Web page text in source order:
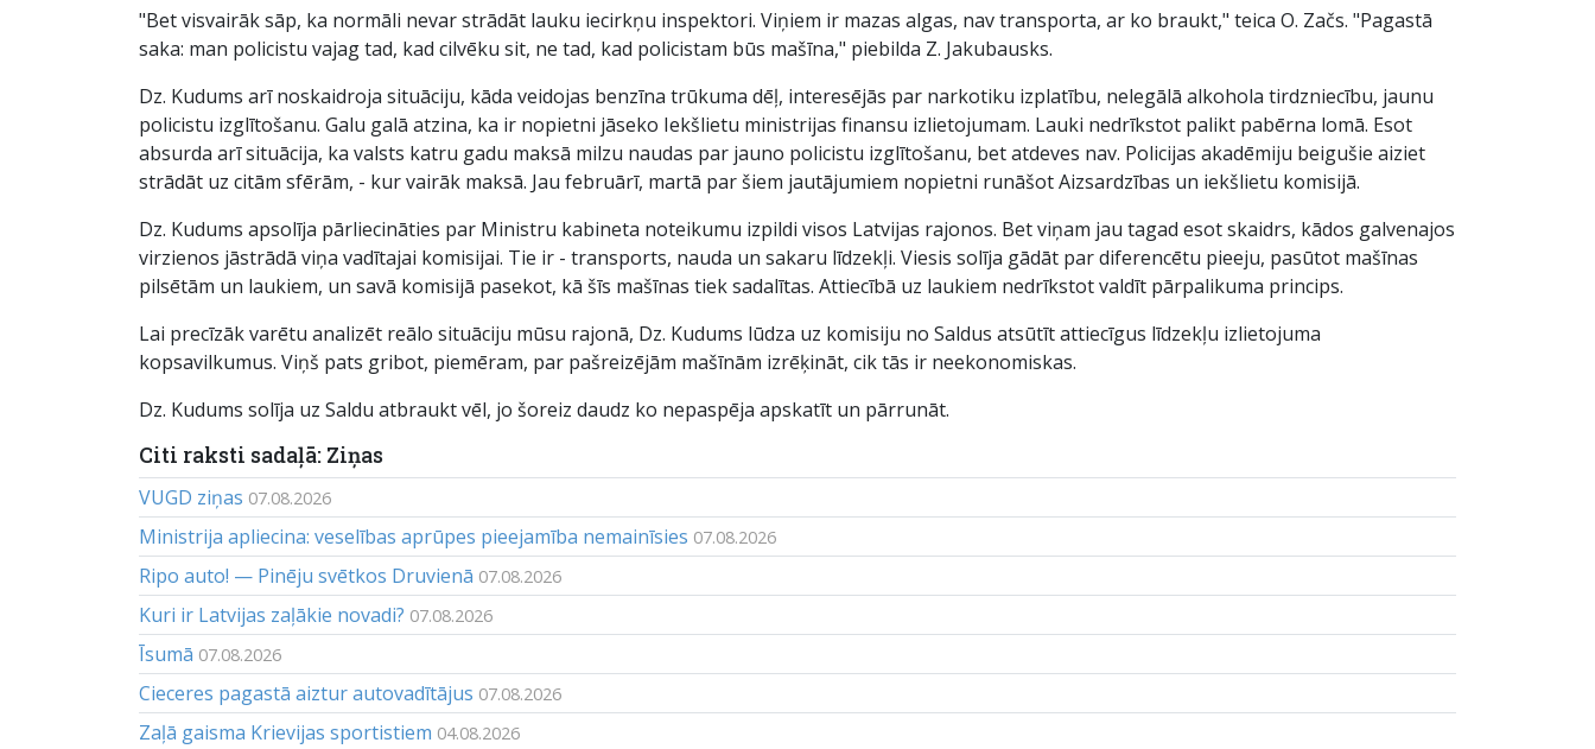
"Bet visvairāk sāp, ka normāli nevar strādāt lauku iecirkņu inspektori. Viņiem ir mazas algas, nav transporta, ar ko braukt," teica O. Začs. "Pagastā
saka: man policistu vajag tad, kad cilvēku sit, ne tad, kad policistam būs mašīna," piebilda Z. Jakubausks.
Dz. Kudums arī noskaidroja situāciju, kāda veidojas benzīna trūkuma dēļ, interesējās par narkotiku izplatību, nelegālā alkohola tirdzniecību, jaunu
policistu izglītošanu. Galu galā atzina, ka ir nopietni jāseko Iekšlietu ministrijas finansu izlietojumam. Lauki nedrīkstot palikt pabērna lomā. Esot
absurda arī situācija, ka valsts katru gadu maksā milzu naudas par jauno policistu izglītošanu, bet atdeves nav. Policijas akadēmiju beigušie aiziet
strādāt uz citām sfērām, - kur vairāk maksā. Jau februārī, martā par šiem jautājumiem nopietni runāšot Aizsardzības un iekšlietu komisijā.
Dz. Kudums apsolīja pārliecināties par Ministru kabineta noteikumu izpildi visos Latvijas rajonos. Bet viņam jau tagad esot skaidrs, kādos galvenajos
virzienos jāstrādā viņa vadītajai komisijai. Tie ir - transports, nauda un sakaru līdzekļi. Viesis solīja gādāt par diferencētu pieeju, pasūtot mašīnas
pilsētām un laukiem, un savā komisijā pasekot, kā šīs mašīnas tiek sadalītas. Attiecībā uz laukiem nedrīkstot valdīt pārpalikuma princips.
Lai precīzāk varētu analizēt reālo situāciju mūsu rajonā, Dz. Kudums lūdza uz komisiju no Saldus atsūtīt attiecīgus līdzekļu izlietojuma
kopsavilkumus. Viņš pats gribot, piemēram, par pašreizējām mašīnām izrēķināt, cik tās ir neekonomiskas.
Dz. Kudums solīja uz Saldu atbraukt vēl, jo šoreiz daudz ko nepaspēja apskatīt un pārrunāt.
Citi raksti sadaļā: Ziņas
VUGD ziņas 07.08.2026
Ministrija apliecina: veselības aprūpes pieejamība nemainīsies 07.08.2026
Ripo auto! — Pinēju svētkos Druvienā 07.08.2026
Kuri ir Latvijas zaļākie novadi? 07.08.2026
Īsumā 07.08.2026
Cieceres pagastā aiztur autovadītājus 07.08.2026
Zaļā gaisma Krievijas sportistiem 04.08.2026